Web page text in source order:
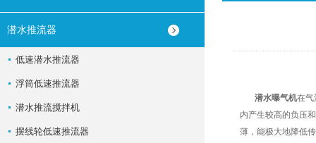
潜水推流器
低速潜水推流器
浮筒低速推流器
潜水推流搅拌机
摆线轮低速推流器
潜水曝气机在气
内产生较高的负压
薄，能极大地降低